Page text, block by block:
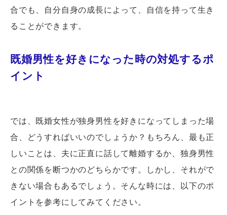
合でも、自分自身の成長によって、自信を持って生き
ることができます。
既婚男性を好きになった時の対処するポ
イント
では、既婚女性が独身男性を好きになってしまった場
合、どうすればいいのでしょうか？もちろん、最も正
しいことは、夫に正直に話して離婚するか、独身男性
との関係を断つかのどちらかです。しかし、それがで
きない場合もあるでしょう。そんな時には、以下のポ
イントを参考にしてみてください。